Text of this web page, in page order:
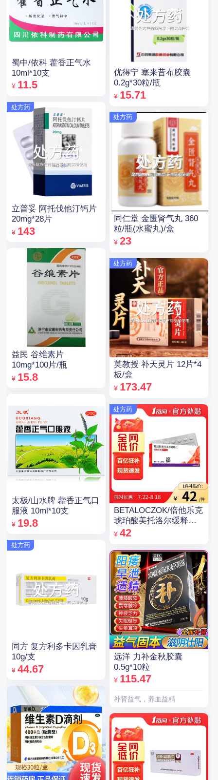
蜀中/依科 藿香正气水
10ml*10支
¥ 11.5
处方药
立普妥 阿托伐他汀钙片
20mg*28片
¥ 143
益民 谷维素片
10mg*100片/瓶
¥ 15.8
太极/山水牌 藿香正气口
服液 10ml*10支
¥ 19.8
处方药
同方 复方利多卡因乳膏
10g/支
¥ 44.67
优得宁 塞来昔布胶囊
0.2g*30粒/瓶
¥ 15.71
处方药
同仁堂 金匮肾气丸 360
粒/瓶(水蜜丸)/盒
¥ 23
处方药
莫教授 补天灵片 12片*4
板/盒
¥ 173.47
处方药
BETALOCZOK/倍他乐克
琥珀酸美托洛尔缓释片
47.5mg*14片*2板
¥ 42
远洋 力补金秋胶囊
0.5g*10粒
¥ 115.47
补肾益气，养血益精